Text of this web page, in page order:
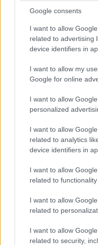
Google consents
I want to allow
related to advertising
device identifiers in
I want to allow my
Google for online
I want to allow
personalized
I want to allow
related to analytics
device identifiers in
I want to allow
related to
I want to allow
related to
I want to allow
related to security,
ΕΛΛΑΔΑ
Δυτική Αττική:
144.243 στρέμματα